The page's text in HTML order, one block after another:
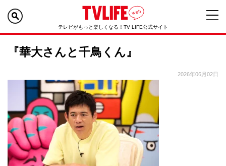
テレビがもっと楽しくなる！TV LIFE公式サイト
『華大さんと千鳥くん』
2026年06月02日